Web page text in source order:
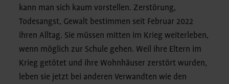
kann man sich kaum vorstellen. Zerstörung,
Todesangst, Gewalt bestimmen seit Februar 2022
ihren Alltag. Sie müssen mitten im Krieg weiterleben,
wenn möglich zur Schule gehen. Weil ihre Eltern im
Krieg getötet und ihre Wohnhäuser zerstört wurden,
leben sie jetzt bei anderen Verwandten wie den